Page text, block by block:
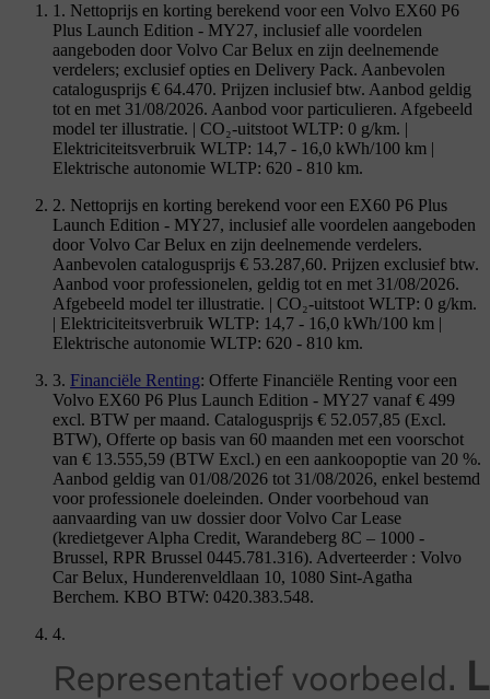
1. Nettoprijs en korting berekend voor een Volvo EX60 P6
Plus Launch Edition - MY27, inclusief alle voordelen
aangeboden door Volvo Car Belux en zijn deelnemende
verdelers; exclusief opties en Delivery Pack. Aanbevolen
catalogusprijs € 64.470. Prijzen inclusief btw. Aanbod geldig
tot en met 31/08/2026. Aanbod voor particulieren. Afgebeeld
model ter illustratie. | CO₂-uitstoot WLTP: 0 g/km. |
Elektriciteitsverbruik WLTP: 14,7 - 16,0 kWh/100 km |
Elektrische autonomie WLTP: 620 - 810 km.
2. Nettoprijs en korting berekend voor een EX60 P6 Plus
Launch Edition - MY27, inclusief alle voordelen aangeboden
door Volvo Car Belux en zijn deelnemende verdelers.
Aanbevolen catalogusprijs € 53.287,60. Prijzen exclusief btw.
Aanbod voor professionelen, geldig tot en met 31/08/2026.
Afgebeeld model ter illustratie. | CO₂-uitstoot WLTP: 0 g/km.
| Elektriciteitsverbruik WLTP: 14,7 - 16,0 kWh/100 km |
Elektrische autonomie WLTP: 620 - 810 km.
3. Financiële Renting: Offerte Financiële Renting voor een
Volvo EX60 P6 Plus Launch Edition - MY27 vanaf € 499
excl. BTW per maand. Catalogusprijs € 52.057,85 (Excl.
BTW), Offerte op basis van 60 maanden met een voorschot
van € 13.555,59 (BTW Excl.) en een aankoopoptie van 20 %.
Aanbod geldig van 01/08/2026 tot 31/08/2026, enkel bestemd
voor professionele doeleinden. Onder voorbehoud van
aanvaarding van uw dossier door Volvo Car Lease
(kredietgever Alpha Credit, Warandeberg 8C – 1000 -
Brussel, RPR Brussel 0445.781.316). Adverteerder : Volvo
Car Belux, Hunderenveldlaan 10, 1080 Sint-Agatha
Berchem. KBO BTW: 0420.383.548.
4.